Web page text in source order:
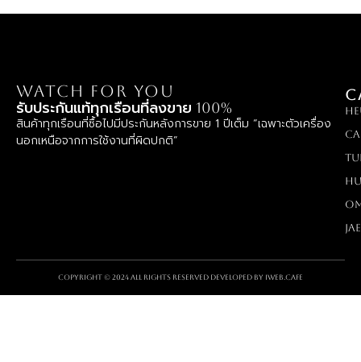
WATCH FOR YOU
รับประกันแท้ทุกเรือนที่ลงขาย 100%
สินค้าทุกเรือนที่ซื้อไปมีประกันหลังการขาย 1 ปีเต็ม “เฉพาะตัวเครื่อง
นอกเหนือจากการใช้งานที่ผิดปกติ”
Copyright © 2024 All rights reserved Developed by iWeb.cafe